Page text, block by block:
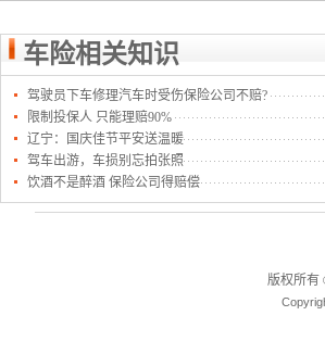
车险相关知识
驾驶员下车修理汽车时受伤保险公司不赔?
限制投保人 只能理赔90%
辽宁：国庆佳节平安送温暖
驾车出游，车损别忘拍张照
饮酒不是醉酒 保险公司得赔偿
版权所有